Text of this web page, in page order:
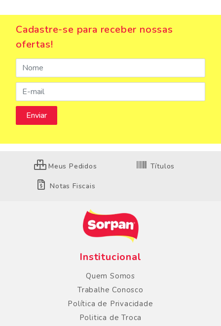
Cadastre-se para receber nossas
ofertas!
Meus Pedidos Títulos
Notas Fiscais
Institucional
Quem Somos
Trabalhe Conosco
Política de Privacidade
Politica de Troca